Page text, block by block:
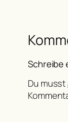
Schreibe
Du musst